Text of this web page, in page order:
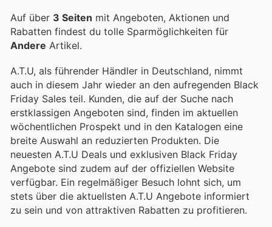
Auf über 3 Seiten mit Angeboten, Aktionen und
Rabatten findest du tolle Sparmöglichkeiten für
Andere Artikel.
A.T.U, als führender Händler in Deutschland, nimmt
auch in diesem Jahr wieder an den aufregenden Black
Friday Sales teil. Kunden, die auf der Suche nach
erstklassigen Angeboten sind, finden im aktuellen
wöchentlichen Prospekt und in den Katalogen eine
breite Auswahl an reduzierten Produkten. Die
neuesten A.T.U Deals und exklusiven Black Friday
Angebote sind zudem auf der offiziellen Website
verfügbar. Ein regelmäßiger Besuch lohnt sich, um
stets über die aktuellsten A.T.U Angebote informiert
zu sein und von attraktiven Rabatten zu profitieren.